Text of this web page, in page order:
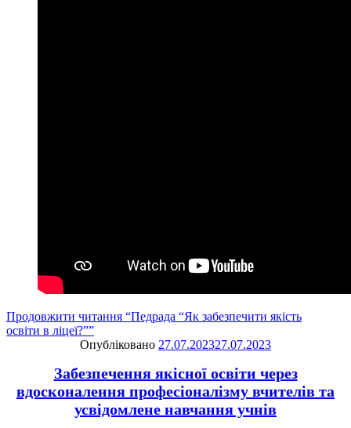
Продовжити читання “Педрада “Як забезпечити якість
освіти в ліцеї?””
Опубліковано 27.07.202327.07.2023
Забезпечення якісної освіти через
вдосконалення професіоналізму вчителів та
усвідомлене навчання учнів